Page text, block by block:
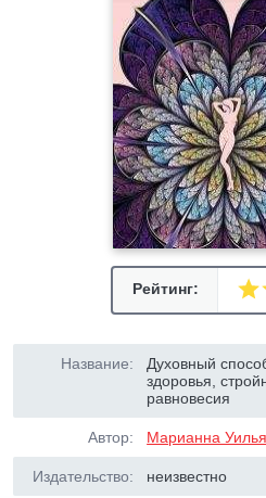
Рейтинг:
Название:
Духовный
здоровья,
равновесия
Автор: Марианна
Издательство: неизвестно